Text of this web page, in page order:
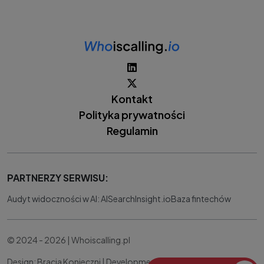
Kontakt
Polityka prywatności
Regulamin
PARTNERZY SERWISU:
Audyt widoczności w AI: AISearchInsight.ioBaza fintechów
© 2024 - 2026 | Whoiscalling.pl
Design: Bracia Konieczni | Development: